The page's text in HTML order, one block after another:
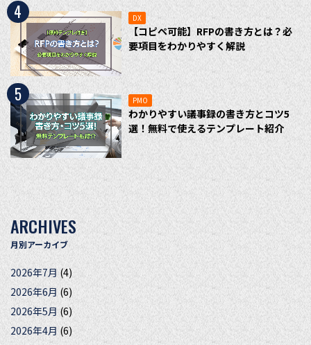
4 DX
【コピペ可能】RFPの書き方とは？必
要項目をわかりやすく解説
5 PMO
わかりやすい議事録の書き方とコツ5
選！無料で使えるテンプレート紹介
ARCHIVES
月別アーカイブ
2026年7月(4)
2026年6月 (6)
2026年5月(6)
2026年4月(6)